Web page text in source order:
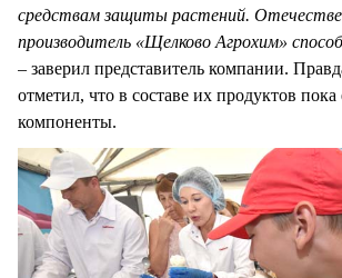
средствам защиты растений.
производитель «Щелково Агрохим»
– заверил представитель компании.
отметил, что в составе их продуктов
компоненты.